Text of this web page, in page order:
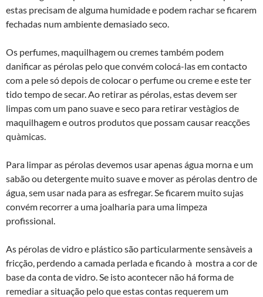
estas precisam de alguma humidade e podem rachar se ficarem
fechadas num ambiente demasiado seco.
Os perfumes, maquilhagem ou cremes também podem
danificar as pérolas pelo que convém colocá-las em contacto
com a pele só depois de colocar o perfume ou creme e este ter
tido tempo de secar. Ao retirar as pérolas, estas devem ser
limpas com um pano suave e seco para retirar vestà­gios de
maquilhagem e outros produtos que possam causar reacções
quà­micas.
Para limpar as pérolas devemos usar apenas água morna e um
sabão ou detergente muito suave e mover as pérolas dentro de
água, sem usar nada para as esfregar. Se ficarem muito sujas
convém recorrer a uma joalharia para uma limpeza
profissional.
As pérolas de vidro e plástico são particularmente sensà­veis a
fricção, perdendo a camada perlada e ficando à mostra a cor de
base da conta de vidro. Se isto acontecer não há forma de
remediar a situação pelo que estas contas requerem um